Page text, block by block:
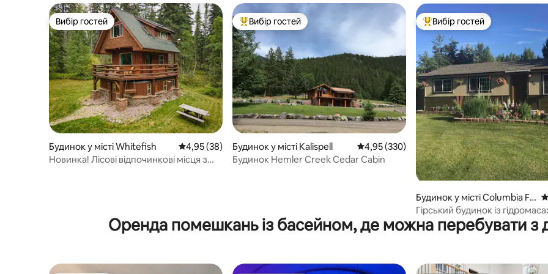
Вибір гостей
Вибір гостей
Будинок у місті Whitefish Середня оцінка: 4,95 з 5, відгуки: 38
4,95 (38)
Новинка! Лісові відпочинкові місця з
Топ вибір гостей
Вибір гостей
Будинок у місті Kalispell Середня оцінка: 4,95 з 5, відгуки: 330
4,95 (330)
Будинок Hemler Creek Cedar Cabin
Топ вибір гостей
Вибір гостей
Будинок у місті Columbia Fal
ls
Гірський будинок із
ванною та місцем для багаття
Глейшера
Оренда помешкань із басейном, де можна перебувати з